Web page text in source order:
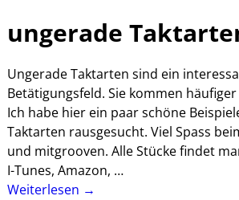
ungerade
Ungerade Taktarten sind ein
Betätigungsfeld. Sie kommen
Ich habe hier ein paar schöne
Taktarten rausgesucht. Viel Spass
und mitgrooven. Alle Stücke findet
I-Tunes, Amazon, …
Weiterlesen →